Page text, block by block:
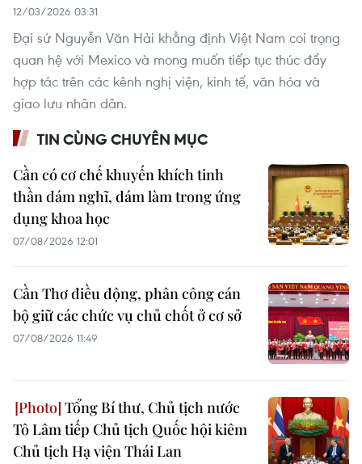
12/03/2026 03:31
Đại sứ Nguyễn Văn Hải khẳng định Việt Nam coi trọng
quan hệ với Mexico và mong muốn tiếp tục thúc đẩy
hợp tác trên các kênh nghị viện, kinh tế, văn hóa và
giao lưu nhân dân.
TIN CÙNG CHUYÊN MỤC
Cần có cơ chế khuyến khích tinh
thần dám nghĩ, dám làm trong ứng
dụng khoa học
07/08/2026 12:01
Cần Thơ điều động, phân công cán
bộ giữ các chức vụ chủ chốt ở cơ sở
07/08/2026 11:49
Tổng Bí thư, Chủ tịch nước
Tô Lâm tiếp Chủ tịch Quốc hội kiêm
Chủ tịch Hạ viện Thái Lan